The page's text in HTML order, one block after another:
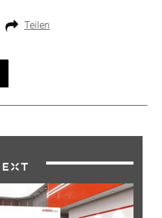
Teilen